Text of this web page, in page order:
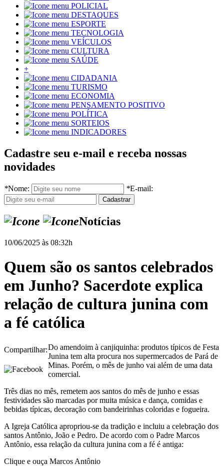
POLICIAL
DESTAQUES
ESPORTE
TECNOLOGIA
VEÍCULOS
CULTURA
SAÚDE
+
CIDADANIA
TURISMO
ECONOMIA
PENSAMENTO POSITIVO
POLÍTICA
SORTEIOS
INDICADORES
Cadastre seu e-mail e receba nossas
novidades
*Nome: *E-mail:
Notícias
10/06/2025 às 08:32h
Quem são os santos celebrados
em Junho? Sacerdote explica
relação de cultura junina com
a fé católica
Compartilhar:Do amendoim à canjiquinha: produtos típicos de Festa
Junina tem alta procura nos supermercados de Pará de
Minas. Porém, o mês de junho vai além de uma data
comercial.
Três dias no mês, remetem aos santos do mês de junho e essas
festividades são marcadas por muita música e dança, comidas e
bebidas típicas, decoração com bandeirinhas coloridas e fogueira.
A Igreja Católica apropriou-se da tradição e incluiu a celebração dos
santos Antônio, João e Pedro. De acordo com o Padre Marcos
Antônio, essa relação da cultura junina com a fé é antiga:
Clique e ouça Marcos Antônio